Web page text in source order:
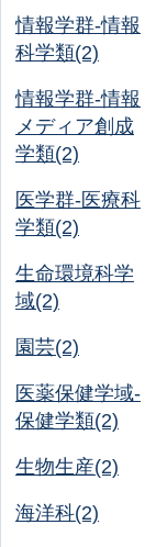
情報学群-情報
科学類(2)
情報学群-情報
メディア創成
学類(2)
医学群-医療科
学類(2)
生命環境科学
域(2)
園芸(2)
医薬保健学域-
保健学類(2)
生物生産(2)
海洋科(2)